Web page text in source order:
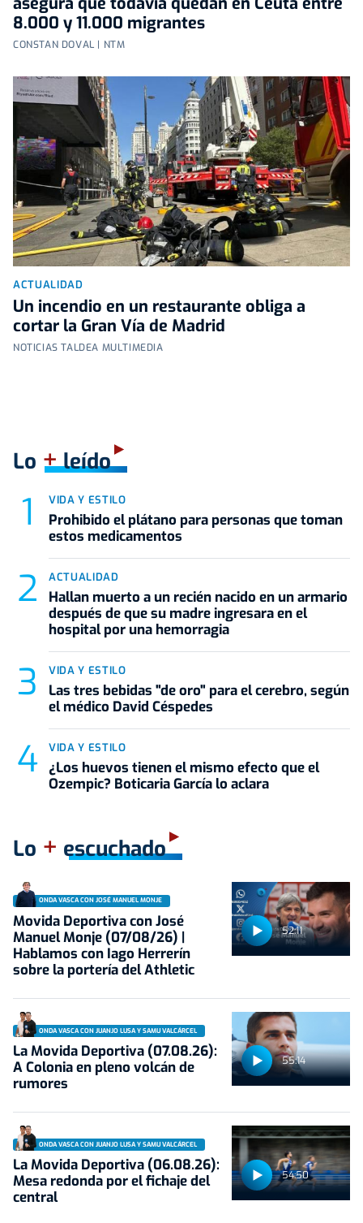
8.000 y 11.000 migrantes
CONSTAN DOVAL | NTM
ACTUALIDAD
Un incendio en un restaurante obliga a
cortar la Gran Vía de Madrid
NOTICIAS TALDEA MULTIMEDIA
Lo +leído
VIDA Y ESTILO
Prohibido el plátano para personas que toman
estos medicamentos
ACTUALIDAD
Hallan muerto a un recién nacido en un armario
después de que su madre ingresara en el
hospital por una hemorragia
VIDA Y ESTILO
Las tres bebidas "de oro" para el cerebro, según
el médico David Céspedes
VIDA Y ESTILO
¿Los huevos tienen el mismo efecto que el
Ozempic? Boticaria García lo aclara
Lo + escuchado
52:11
ONDA VASCA CON JOSÉ MANUEL MONJE
Movida Deportiva con José
Manuel Monje (07/08/26) |
Hablamos con Iago Herrerín
sobre la portería del Athletic
55:14
ONDA VASCA CON JUANJO LUSA Y SAMU VALCÁRCEL
La Movida Deportiva (07.08.26):
A Colonia en pleno volcán de
rumores
54:50
ONDA VASCA CON JUANJO LUSA Y SAMU VALCÁRCEL
La Movida Deportiva (06.08.26):
Mesa redonda por el fichaje del
central